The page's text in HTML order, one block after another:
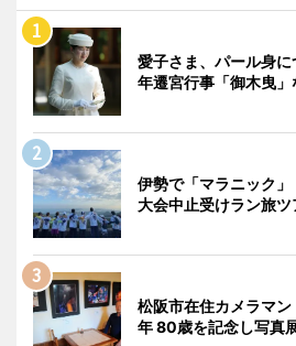
愛子さま、パール身
年遷宮行事「御木曳
伊勢で「マラニック
大会中止受けラン旅ツ
松阪市在住カメラマ
年 80歳を記念し写真